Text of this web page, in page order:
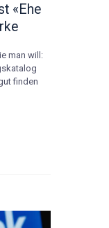
«Ehe
man will:
finden